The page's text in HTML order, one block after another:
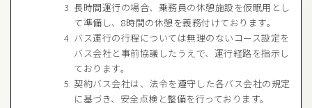
長時間運行の場合、乗務員の休憩施設を仮眠用とし
て準備し、8時間の休憩を義務付けております。
バス運行の行程については無理のないコース設定を
バス会社と事前協議したうえで、運行経路を指示し
ております。
契約バス会社は、法令を遵守した各バス会社の規定
に基づき、安全点検と整備を行っております。